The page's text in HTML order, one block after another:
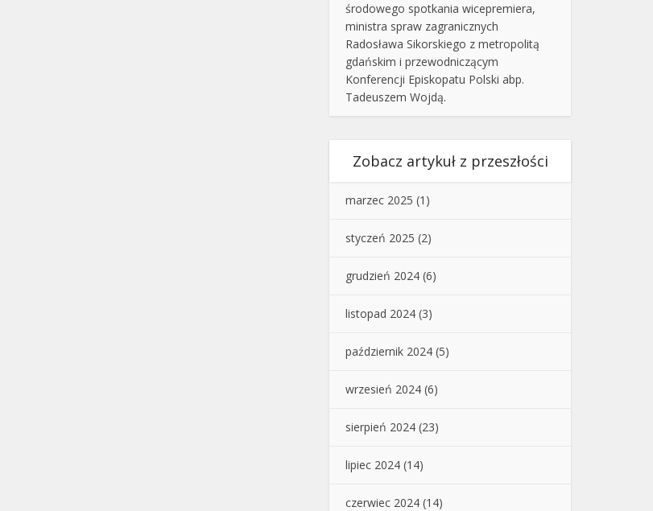
środowego spotkania wicepremiera,
ministra spraw zagranicznych
Radosława Sikorskiego z metropolitą
gdańskim i przewodniczącym
Konferencji Episkopatu Polski abp.
Tadeuszem Wojdą.
Zobacz artykuł z przeszłości
marzec 2025 (1)
styczeń 2025 (2)
grudzień 2024 (6)
listopad 2024 (3)
październik 2024 (5)
wrzesień 2024 (6)
sierpień 2024 (23)
lipiec 2024 (14)
czerwiec 2024 (14)